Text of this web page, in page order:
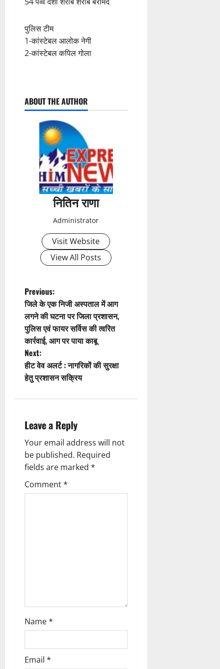
पुलिस टीम
1-कांस्टेबल आलोक नेगी
2-कांस्टेबल कपिल गोला
o
t
i
o
n
ABOUT THE AUTHOR
नितिन राणा
Administrator
Visit Website
View All Posts
P
o
s
t
n
v
i
g
a
Previous:
जिले के एक निजी अस्पताल में आग
लगने की घटना पर जिला प्रशासन,
पुलिस एवं फायर सर्विस की त्वरित
कार्रवाई, आग पर पाया काबू
Next:
हीट वेव अलर्ट : नागरिकों की सुरक्षा
हेतु प्रशासन सक्रिय
Leave a Reply
Your email address will not
be published. Required
fields are marked *
Comment*
Name*
Email *